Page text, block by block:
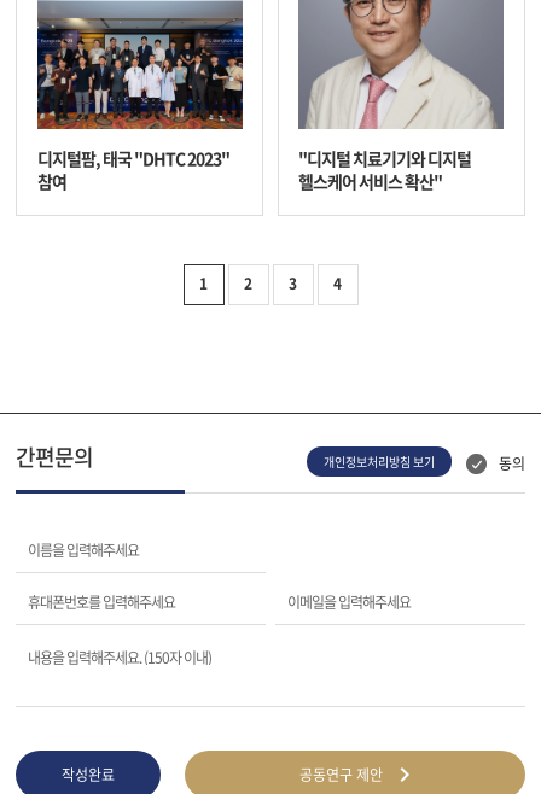
디지털팜, 태국 "DHTC 2023"
참여
"디지털 치료기기와 디지털
헬스케어 서비스 확산"
1 2 3 4
간편문의 개인정보처리방침 보기 동의
이름을 입력해주세요
휴대폰번호를 입력해주세요 이메일을 입력해주세요
내용을 입력해주세요. (150자 이내)
작성완료 공동연구 제안